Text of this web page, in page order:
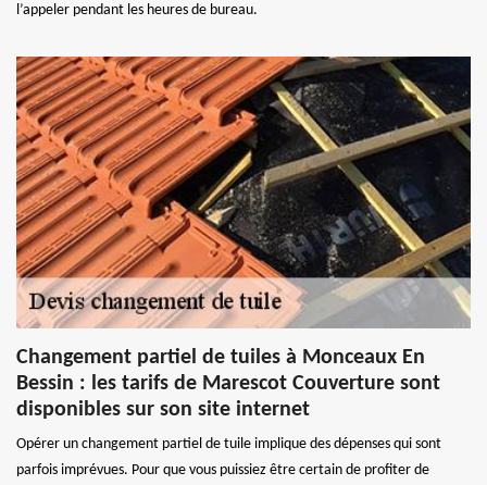
l’appeler pendant les heures de bureau.
Changement partiel de tuiles à Monceaux En
Bessin : les tarifs de Marescot Couverture sont
disponibles sur son site internet
Opérer un changement partiel de tuile implique des dépenses qui sont
parfois imprévues. Pour que vous puissiez être certain de profiter de